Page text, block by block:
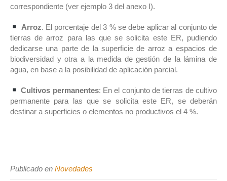
correspondiente (ver ejemplo 3 del anexo I).
Arroz. El porcentaje del 3 % se debe aplicar al conjunto de
tierras de arroz para las que se solicita este ER, pudiendo
dedicarse una parte de la superficie de arroz a espacios de
biodiversidad y otra a la medida de gestión de la lámina de
agua, en base a la posibilidad de aplicación parcial.
Cultivos permanentes: En el conjunto de tierras de cultivo
permanente para las que se solicita este ER, se deberán
destinar a superficies o elementos no productivos el 4 %.
Publicado en Novedades